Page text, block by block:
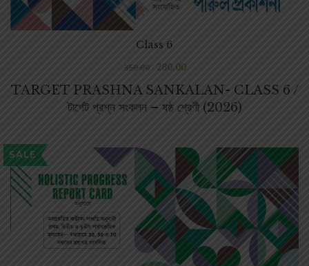
TARGET PRASHNA SANKALAN- CLASS 6 /
টার্গেট প্রশ্ন সংকলন – ষষ্ঠ শ্রেণী (2026)
Class 6
350.00 280.00
SALE